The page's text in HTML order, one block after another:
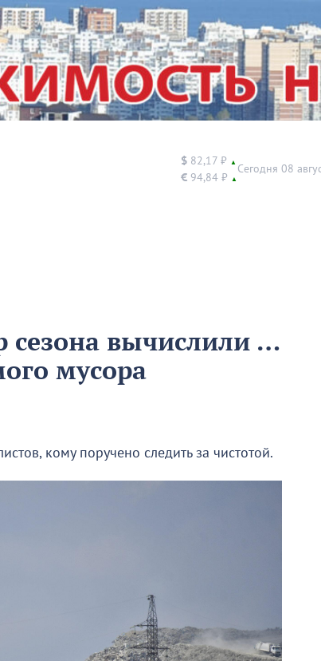
$ 82,17 ₽ ▲
€ 94,84 ₽ ▲
Сегодня 08
сезона вычислили …
мусора
кому поручено следить за чистотой.